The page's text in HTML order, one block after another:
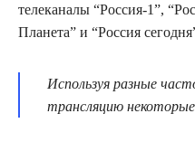
телеканалы “Россия-1”,
Планета” и “Россия
Используя разные
трансляцию